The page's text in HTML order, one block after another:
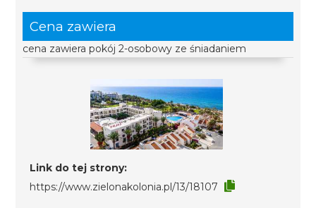
Cena zawiera
cena zawiera pokój 2-osobowy ze śniadaniem
Link do tej strony:
https://www.zielonakolonia.pl/13/18107